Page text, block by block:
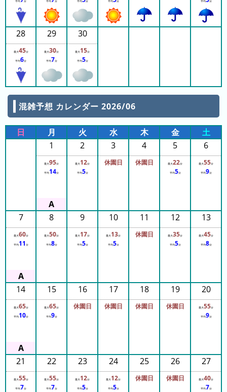
リ
ン
ク
集
ド
東
ー
シ
テ
ー
八
島
シ
ラ
ダ
イ
平均 分 平均 分 平均 分 平均 分 平均 分
28
最大45分
平均6分
29
最大30分
平均7分
30
最大15分
平均5分
混雑予想 カレンダー 2026/06
日 月 火 水 木 金
土
1
最大95分
平均14分
2
最大12分
平均5分
3
休園日
4
休園日
5
最大22分
平均5分
6
最大55分
平均9分
7
最大60分
平均11 分
8
最大50分
平均8分
9
最大17分
平均5分
10
最大13分
平均5分
11
休園日
12
最大35分
平均5分
13
最大45分
平均8分
14
最大65分
平均10分
15
最大65分
平均9分
16
休園日
17
休園日
18
休園日
19
休園日
20
最大55分
平均9分
21
最大55分
平均7分
22
最大55分
平均7分
23
最大12分
平均5分
24
最大12分
平均5分
25
休園日
26
休園日
27
最大40分
平均7分